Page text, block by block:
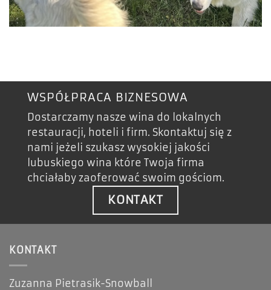
WSPÓŁPRACA BIZNESOWA
Dostarczamy nasze wina do lokalnych
restauracji, hoteli i firm. Skontaktuj się z
nami jeżeli szukasz wysokiej jakości
lubuskiego wina które Twoja firma
chciałaby zaoferować swoim gościom.
KONTAKT
KONTAKT
Zuzanna Pietrasik-Snowball